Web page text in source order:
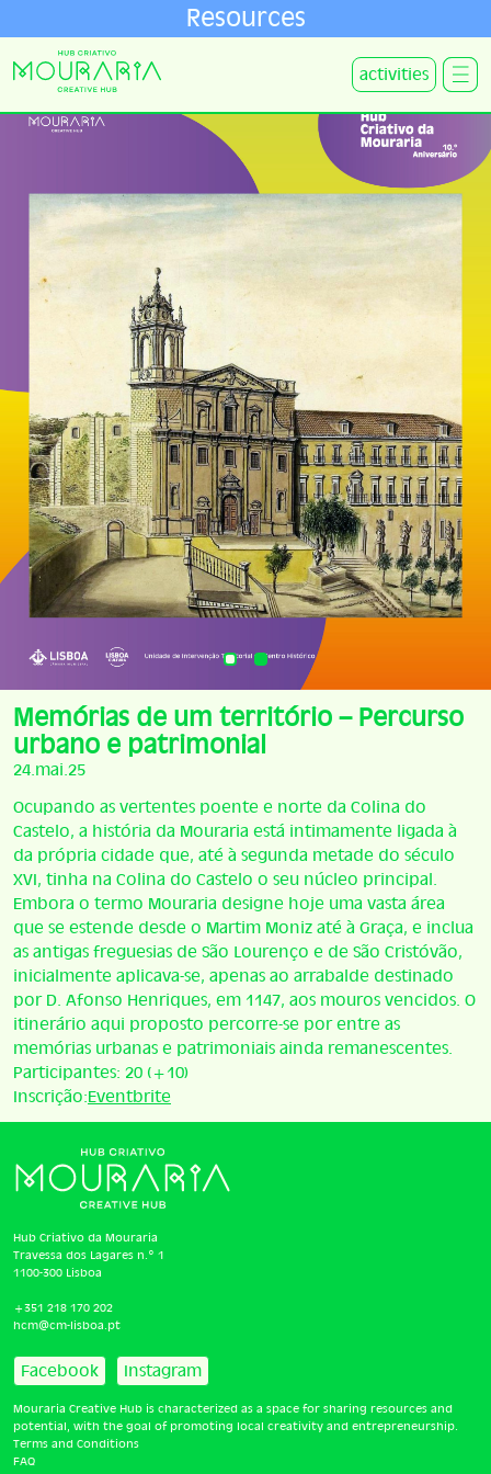
Resources
activities
Memórias de um território – Percurso
urbano e patrimonial
24.mai.25
Ocupando as vertentes poente e norte da Colina do
Castelo, a história da Mouraria está intimamente ligada à
da própria cidade que, até à segunda metade do século
XVI, tinha na Colina do Castelo o seu núcleo principal.
Embora o termo Mouraria designe hoje uma vasta área
que se estende desde o Martim Moniz até à Graça, e inclua
as antigas freguesias de São Lourenço e de São Cristóvão,
inicialmente aplicava-se, apenas ao arrabalde destinado
por D. Afonso Henriques, em 1147, aos mouros vencidos. O
itinerário aqui proposto percorre-se por entre as
memórias urbanas e patrimoniais ainda remanescentes.
Participantes: 20 (+10)
Inscrição:Eventbrite
Hub Criativo da Mouraria
Travessa dos Lagares n.º 1
1100-300 Lisboa
+351 218 170 202
hcm@cm-lisboa.pt
Facebook Instagram
Mouraria Creative Hub is characterized as a space for sharing resources and
potential, with the goal of promoting local creativity and entrepreneurship.
Terms and Conditions
FAQ